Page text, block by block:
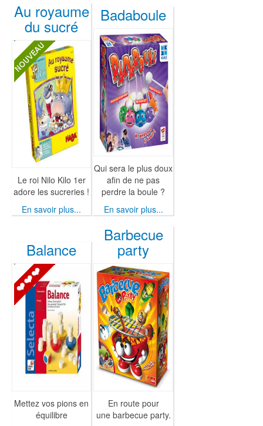
Au royaume
du sucré
Le roi Nilo Kilo 1er
adore les sucreries !
En savoir plus...
Badaboule
Qui sera le plus doux
afin de ne pas
perdre la boule ?
En savoir plus...
Balance
Mettez vos pions en
équilibre
Barbecue
party
En route pour
une barbecue party.